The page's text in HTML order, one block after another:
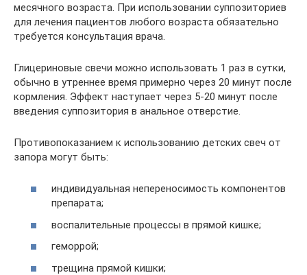
месячного возраста. При использовании суппозиториев
для лечения пациентов любого возраста обязательно
требуется консультация врача.
Глицериновые свечи можно использовать 1 раз в сутки,
обычно в утреннее время примерно через 20 минут после
кормления. Эффект наступает через 5-20 минут после
введения суппозитория в анальное отверстие.
Противопоказанием к использованию детских свеч от
запора могут быть:
индивидуальная непереносимость компонентов
препарата;
воспалительные процессы в прямой кишке;
геморрой;
трещина прямой кишки;